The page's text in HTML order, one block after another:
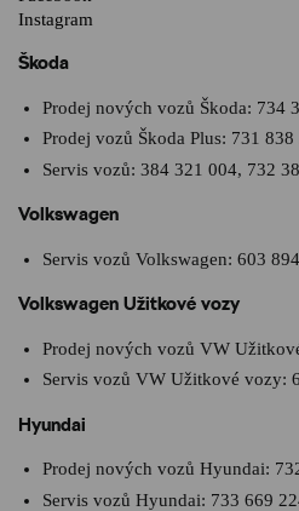
Instagram
Škoda
Prodej nových vozů Škoda: 734
Prodej vozů Škoda Plus: 731 838
Servis vozů: 384 321 004, 732
Volkswagen
Servis vozů Volkswagen: 603
Volkswagen Užitkové vozy
Prodej nových vozů VW
Servis vozů VW Užitkové vozy:
Hyundai
Prodej nových vozů Hyundai:
Servis vozů Hyundai: 733 669